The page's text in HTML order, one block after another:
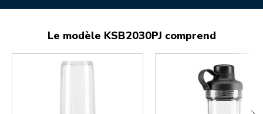
Le modèle KSB2030PJ comprend